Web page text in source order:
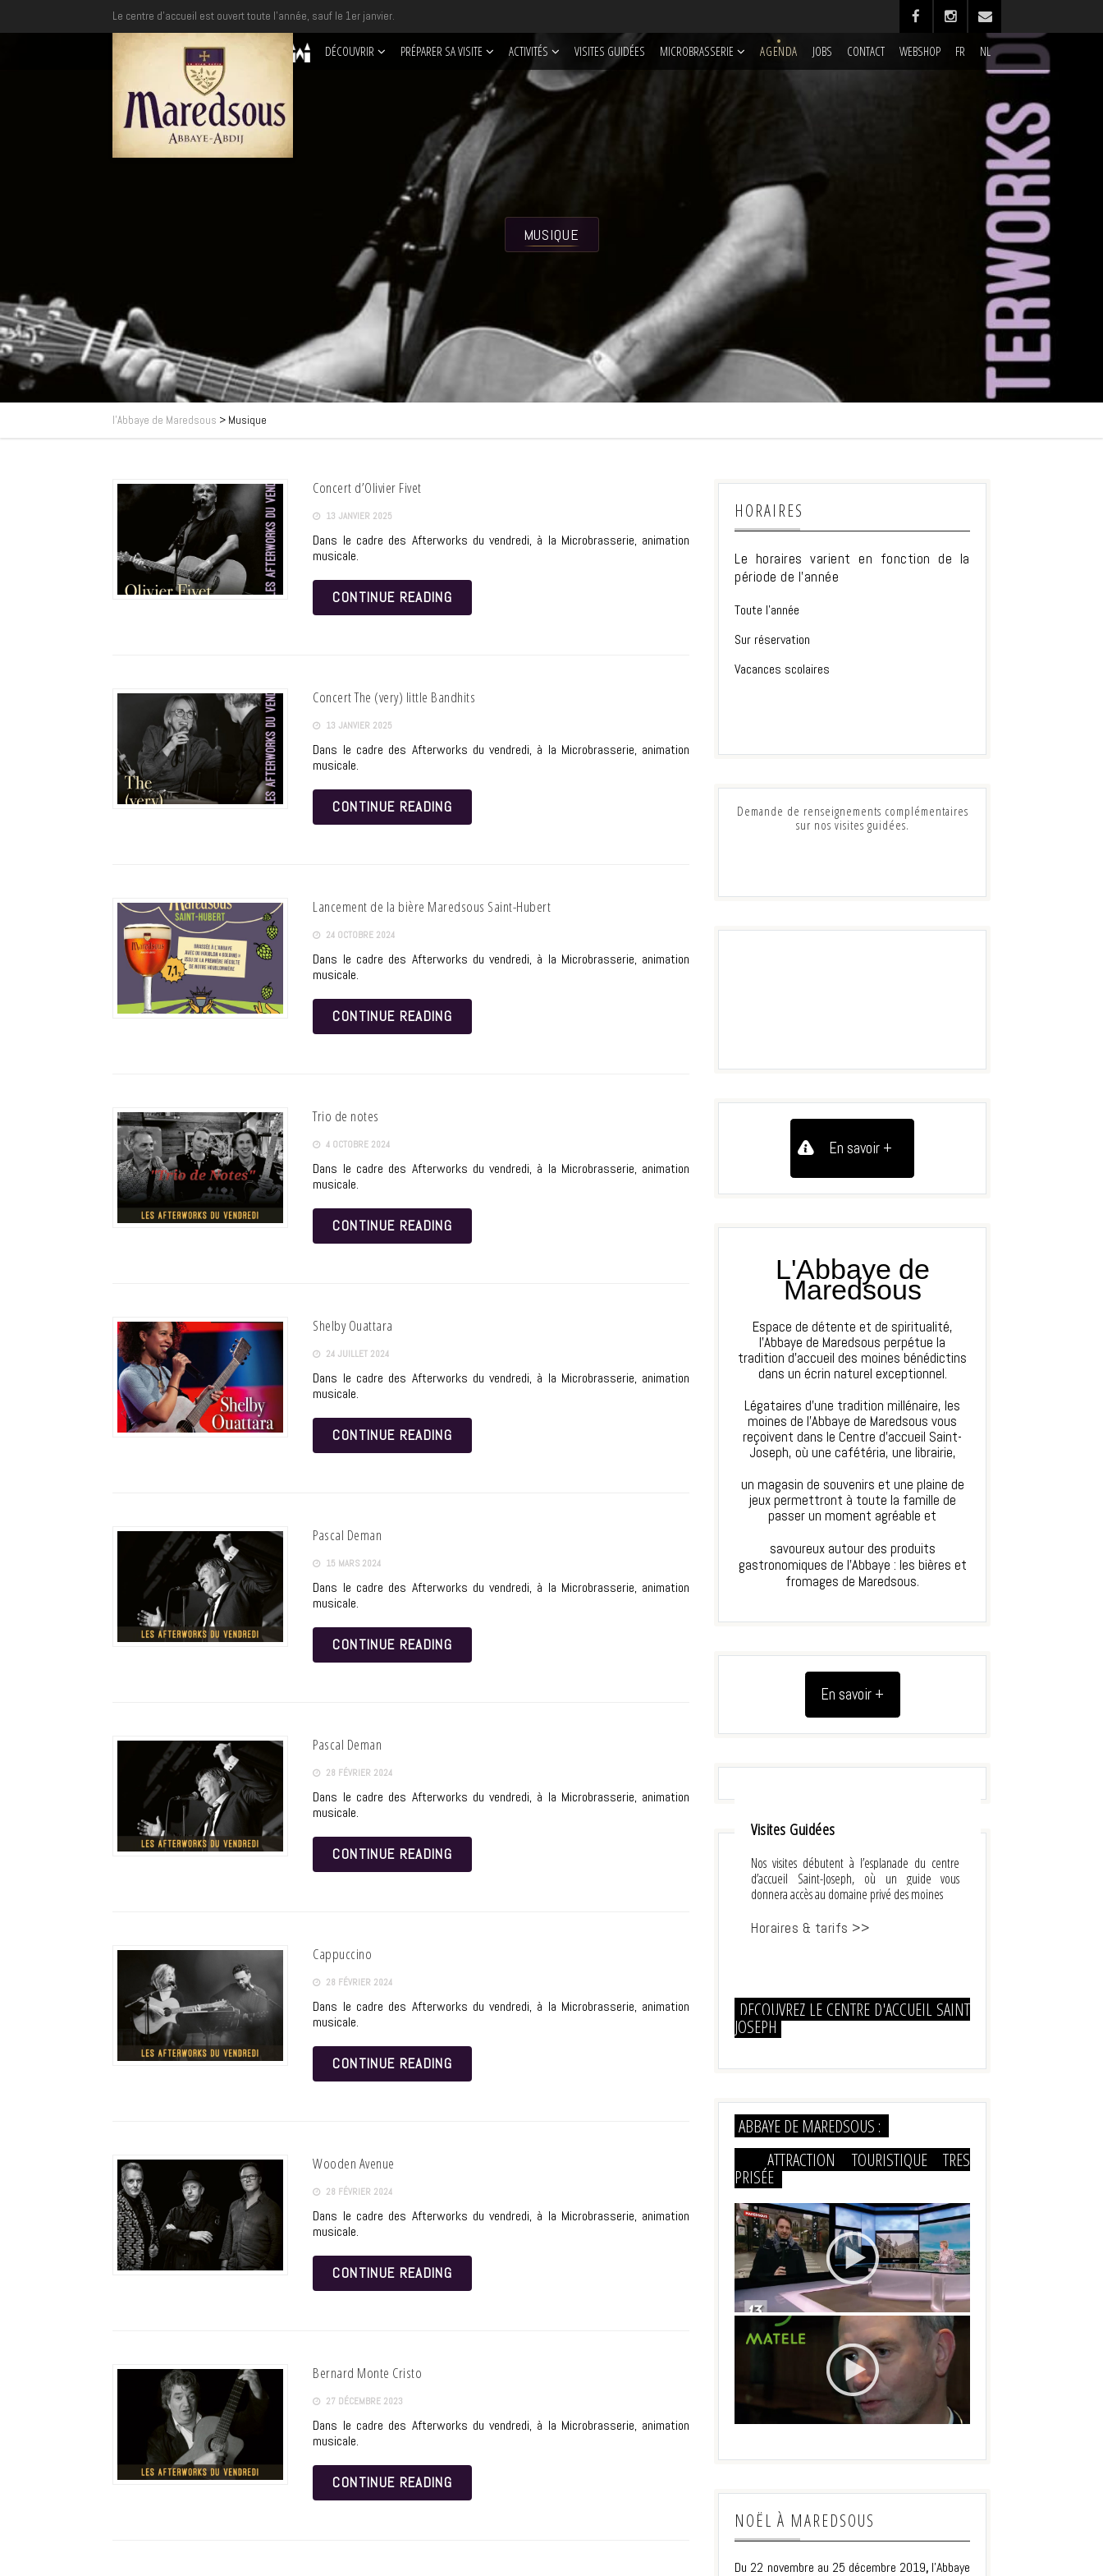
Le centre d'accueil est ouvert toute l'année, sauf le 1er janvier.
DÉCOUVRIR PRÉPARER SA VISITE ACTIVITÉS VISITES GUIDÉES MICROBRASSERIE AGENDA JOBS CONTACT WEBSHOP FR NL
MUSIQUE
l’Abbaye de Maredsous > Musique
Concert d’Olivier Fivet
13 JANVIER 2025
Dans le cadre des Afterworks du vendredi, à la Microbrasserie, animation
musicale.
CONTINUE READING
Concert The (very) little Bandhits
13 JANVIER 2025
Dans le cadre des Afterworks du vendredi, à la Microbrasserie, animation
musicale.
CONTINUE READING
Lancement de la bière Maredsous Saint-Hubert
24 OCTOBRE 2024
Dans le cadre des Afterworks du vendredi, à la Microbrasserie, animation
musicale.
CONTINUE READING
Trio de notes
4 OCTOBRE 2024
Dans le cadre des Afterworks du vendredi, à la Microbrasserie, animation
musicale.
CONTINUE READING
Shelby Ouattara
24 JUILLET 2024
Dans le cadre des Afterworks du vendredi, à la Microbrasserie, animation
musicale.
CONTINUE READING
Pascal Deman
15 MARS 2024
Dans le cadre des Afterworks du vendredi, à la Microbrasserie, animation
musicale.
CONTINUE READING
Pascal Deman
28 FÉVRIER 2024
Dans le cadre des Afterworks du vendredi, à la Microbrasserie, animation
musicale.
CONTINUE READING
Cappuccino
28 FÉVRIER 2024
Dans le cadre des Afterworks du vendredi, à la Microbrasserie, animation
musicale.
CONTINUE READING
Wooden Avenue
28 FÉVRIER 2024
Dans le cadre des Afterworks du vendredi, à la Microbrasserie, animation
musicale.
CONTINUE READING
Bernard Monte Cristo
27 DÉCEMBRE 2023
Dans le cadre des Afterworks du vendredi, à la Microbrasserie, animation
musicale.
CONTINUE READING
HORAIRES
Le horaires varient en fonction de la
période de l'année
Toute l'année
Sur réservation
Vacances scolaires
Demande de renseignements complémentaires
sur nos visites guidées.
En savoir +
L'Abbaye de
Maredsous
Espace de détente et de spiritualité,
l’Abbaye de Maredsous perpétue la
tradition d’accueil des moines bénédictins
dans un écrin naturel exceptionnel.
Légataires d’une tradition millénaire, les
moines de l’Abbaye de Maredsous vous
reçoivent dans le Centre d’accueil Saint-
Joseph, où une cafétéria, une librairie,
un magasin de souvenirs et une plaine de
jeux permettront à toute la famille de
passer un moment agréable et
savoureux autour des produits
gastronomiques de l’Abbaye : les bières et
fromages de Maredsous.
En savoir +
Visites Guidées
Nos visites débutent à l’esplanade du centre
d’accueil Saint-Joseph, où un guide vous
donnera accès au domaine privé des moines
Horaires & tarifs >>
DECOUVREZ LE CENTRE D'ACCUEIL SAINT
JOSEPH
ABBAYE DE MAREDSOUS :
ATTRACTION TOURISTIQUE TRES
PRISÉE
NOËL À MAREDSOUS
Du 22 novembre au 25 décembre 2019, l’Abbaye